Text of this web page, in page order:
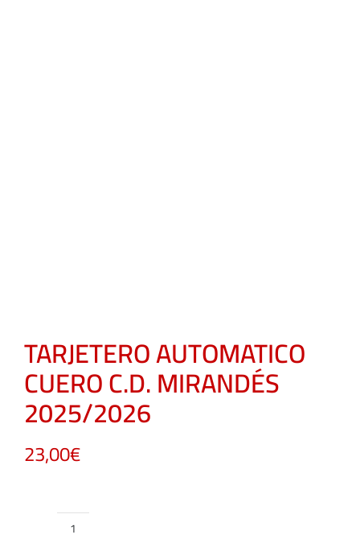
TARJETERO AUTOMATICO
CUERO C.D. MIRANDÉS
2025/2026
23,00€
TARJETERO